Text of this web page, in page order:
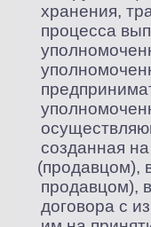
хранения,
процесса
созданная
(продавцом),
продавцом),
договора с